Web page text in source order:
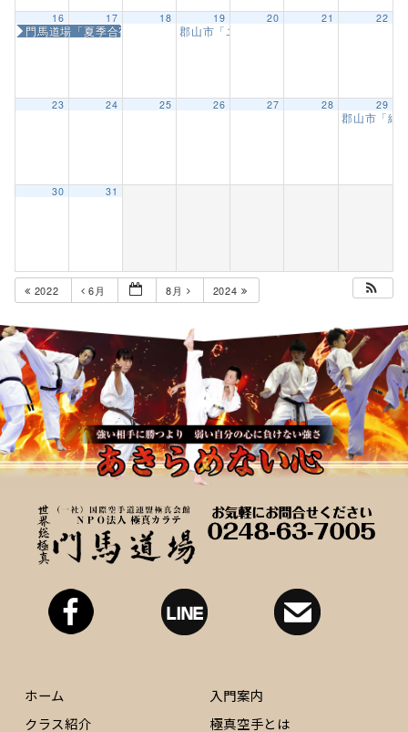
16
門馬道場「夏季合宿」
17 18 19
郡山市「ユーパロ室ノ木保育園武道教室」
20 21 22
23 24 25 26 27 28 29
郡山市「緑
30 31
2022 6月 8月 2024
ホーム
クラス紹介
入門案内
極真空手とは